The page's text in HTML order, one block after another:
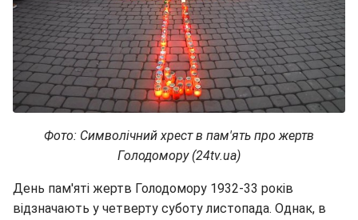
Фото: Символічний хрест в пам'ять про жертв
Голодомору (24tv.ua)
День пам'яті жертв Голодомору 1932-33 років
відзначають у четверту суботу листопада. Однак, в